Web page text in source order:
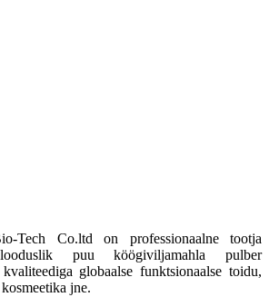
Tech Co.ltd on professionaalne tootja
puu köögiviljamahla pulber
globaalse funktsionaalse toidu,
jne.